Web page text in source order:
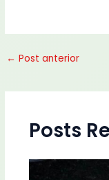
← Post anterior
Posts